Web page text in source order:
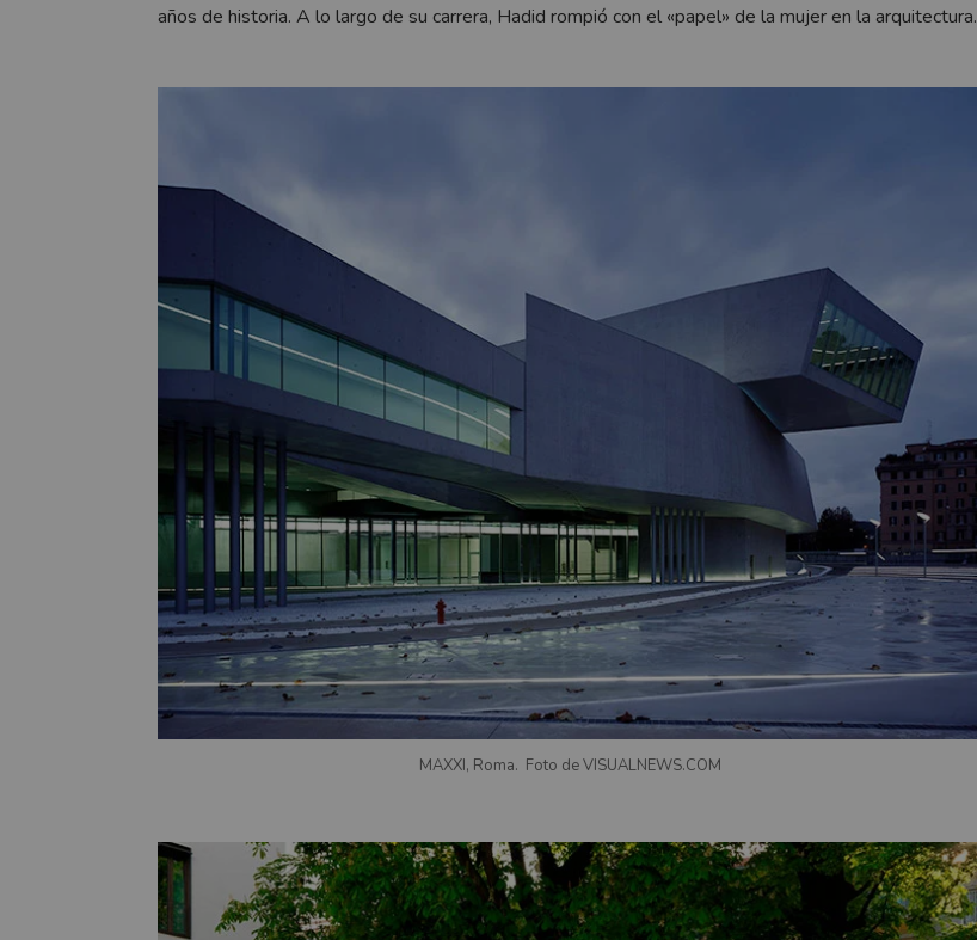
años de historia. A lo largo de su carrera, Hadid rompió con el «papel» de la mujer en la arquitectura.
MAXXI, Roma. Foto de VISUALNEWS.COM